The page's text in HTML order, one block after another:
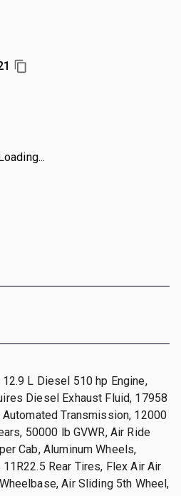
L Diesel 510 hp Engine,
Diesel Exhaust Fluid, 17958
Automated Transmission, 12000
50000 lb GVWR, Air Ride
Cab, Aluminum Wheels,
Rear Tires, Flex Air Air
Air Sliding 5th Wheel,